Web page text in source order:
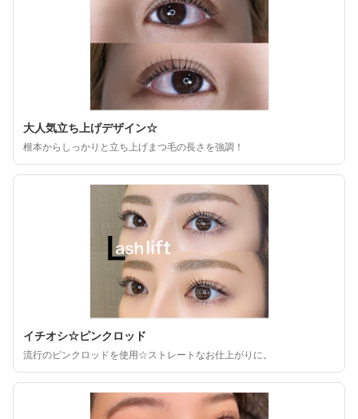
大人気立ち上げデザイン☆
根本からしっかりと立ち上げまつ毛の長さを強調！
イチオシ☆ピンクロッド
流行のピンクロッドを使用☆ストレートなお仕上がりに。